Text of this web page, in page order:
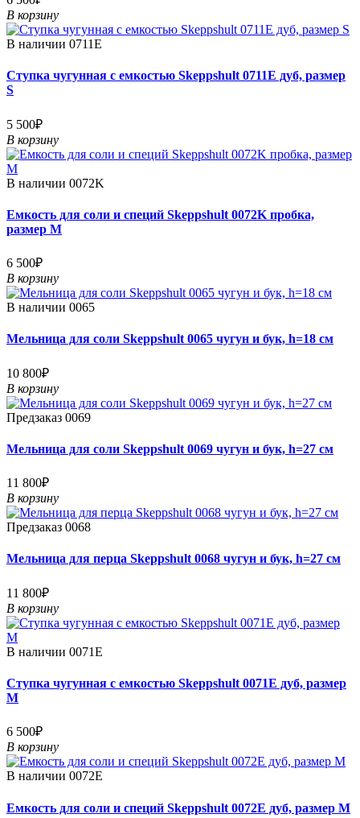
В корзину
В наличии 0711E
Ступка чугунная с емкостью Skeppshult 0711E дуб, размер
S
5 500₽
В корзину
В наличии 0072K
Емкость для соли и специй Skeppshult 0072K пробка,
размер M
6 500₽
В корзину
В наличии 0065
Мельница для соли Skeppshult 0065 чугун и бук, h=18 см
10 800₽
В корзину
Предзаказ 0069
Мельница для соли Skeppshult 0069 чугун и бук, h=27 см
11 800₽
В корзину
Предзаказ 0068
Мельница для перца Skeppshult 0068 чугун и бук, h=27 см
11 800₽
В корзину
В наличии 0071E
Ступка чугунная с емкостью Skeppshult 0071E дуб, размер
M
6 500₽
В корзину
В наличии 0072E
Емкость для соли и специй Skeppshult 0072E дуб, размер M